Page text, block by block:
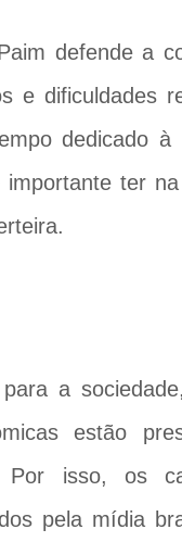
defende a
e dificuldades
dedicado
importante ter
a
estão
Por isso, os
pela mídia